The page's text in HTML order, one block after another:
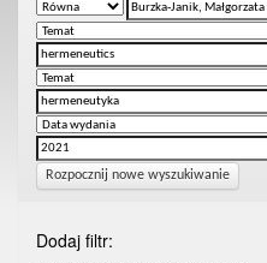
Rozpocznij nowe wyszukiwanie
Dodaj filtr: